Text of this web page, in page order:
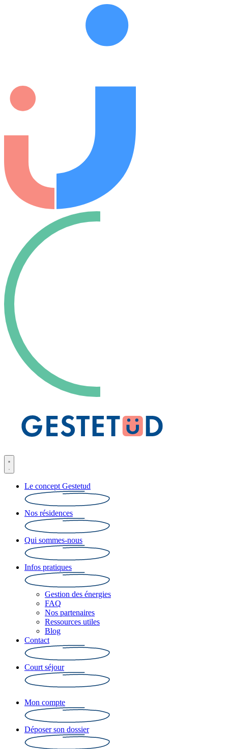
Le concept Gestetud
Nos résidences
Qui sommes-nous
Infos pratiques
Gestion des énergies
FAQ
Nos partenaires
Ressources utiles
Blog
Contact
Court séjour
Mon compte
Déposer son dossier